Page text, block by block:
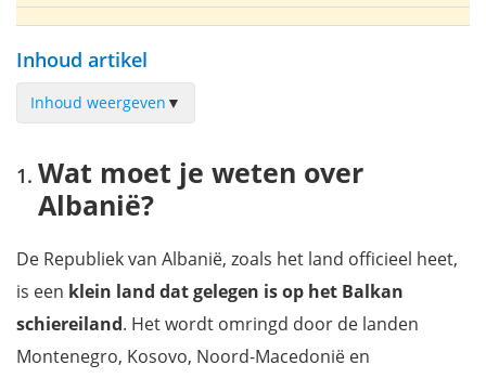
Inhoud artikel
Inhoud weergeven ▼
Kaartje met de mooiste bezienswaardigheden in Albanië
Tirana, de Albanese hoofdstad
Berat, de stad met duizend vensters
Gjirokastër, de Stad van de Duizend Treden
Albanese Rivièra, met paradijselijk witte stranden
Ksamil, een van de meest bezochte resorts langs de Rivièra
Wat moet je weten over
Albanië?
De Republiek van Albanië, zoals het land officieel heet,
is een klein land datgelegen is op het Balkan
schiereiland. Het wordt omringd door de landen
Montenegro, Kosovo, Noord-Macedonië en